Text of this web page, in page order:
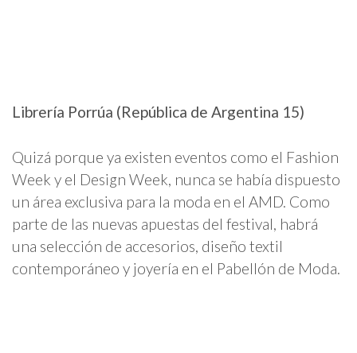
Librería Porrúa (República de Argentina 15)
Quizá porque ya existen eventos como el Fashion
Week y el Design Week, nunca se había dispuesto
un área exclusiva para la moda en el AMD. Como
parte de las nuevas apuestas del festival, habrá
una selección de accesorios, diseño textil
contemporáneo y joyería en el Pabellón de Moda.